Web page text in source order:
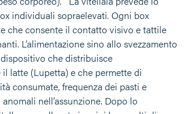
individuali sopraelevati. Ogni box
che consente il contatto visivo e tattile
L’alimentazione sino allo svezzamento
che distribuisce
latte (Lupetta) e che permette di
consumate, frequenza dei pasti e
nell’assunzione. Dopo lo